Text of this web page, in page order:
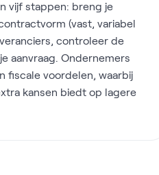
vijf stappen: breng je
(vast, variabel
controleer de
aanvraag. Ondernemers
fiscale voordelen, waarbij
kansen biedt op lagere